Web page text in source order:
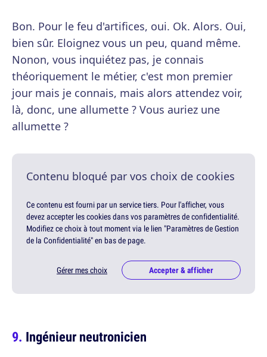
Bon. Pour le feu d'artifices, oui. Ok. Alors. Oui,
bien sûr. Eloignez vous un peu, quand même.
Nonon, vous inquiétez pas, je connais
théoriquement le métier, c'est mon premier
jour mais je connais, mais alors attendez voir,
là, donc, une allumette ? Vous auriez une
allumette ?
Contenu bloqué par vos choix de cookies
Ce contenu est fourni par un service tiers. Pour l'afficher, vous
devez accepter les cookies dans vos paramètres de confidentialité.
Modifiez ce choix à tout moment via le lien "Paramètres de Gestion
de la Confidentialité" en bas de page.
Gérer mes choix Accepter & afficher
Ingénieur neutronicien